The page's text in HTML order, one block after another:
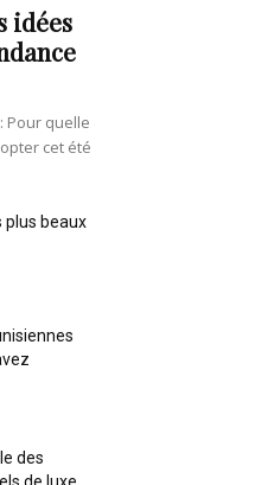
idées
Pour quelle
cet été
plus beaux
des